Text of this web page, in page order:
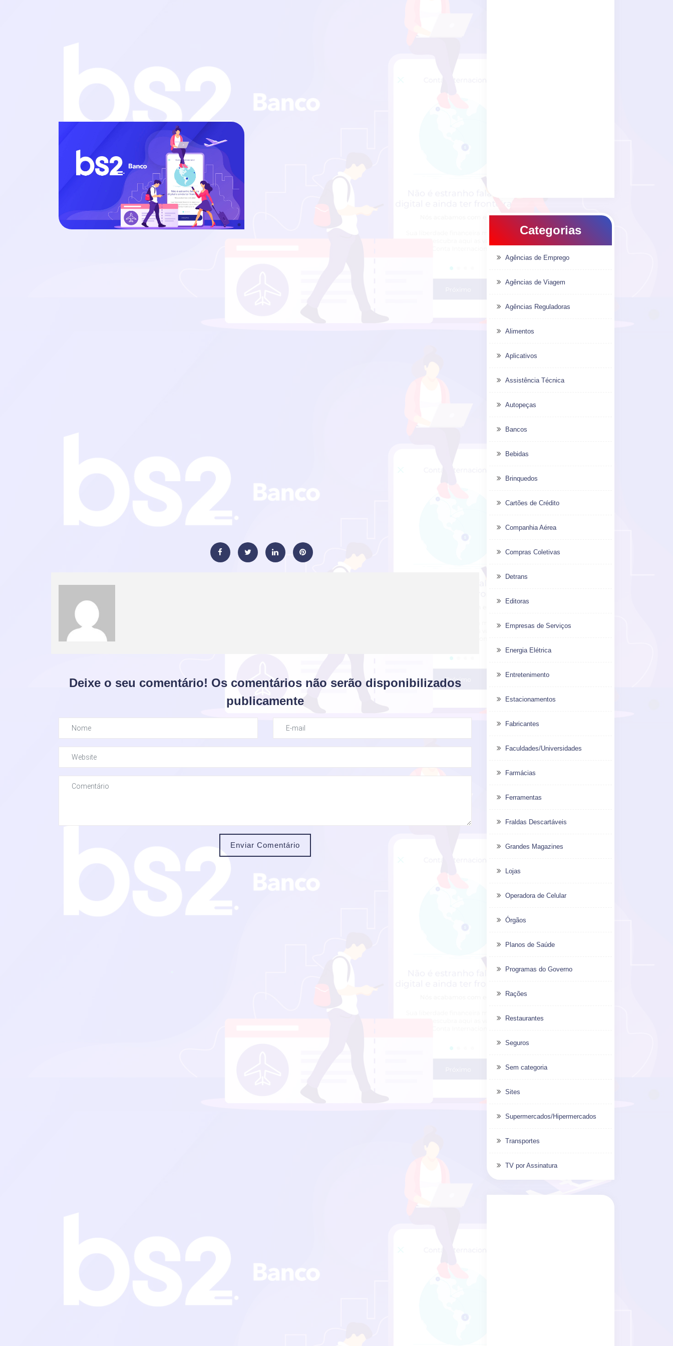
Deixe o seu comentário! Os comentários não serão disponibilizados
publicamente
Enviar Comentário
Categorias
Agências de Emprego
Agências de Viagem
Agências Reguladoras
Alimentos
Aplicativos
Assistência Técnica
Autopeças
Bancos
Bebidas
Brinquedos
Cartões de Crédito
Companhia Aérea
Compras Coletivas
Detrans
Editoras
Empresas de Serviços
Energia Elétrica
Entretenimento
Estacionamentos
Fabricantes
Faculdades/Universidades
Farmácias
Ferramentas
Fraldas Descartáveis
Grandes Magazines
Lojas
Operadora de Celular
Órgãos
Planos de Saúde
Programas do Governo
Rações
Restaurantes
Seguros
Sem categoria
Sites
Supermercados/Hipermercados
Transportes
TV por Assinatura